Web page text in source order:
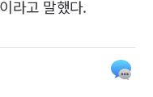
라고 말했다.